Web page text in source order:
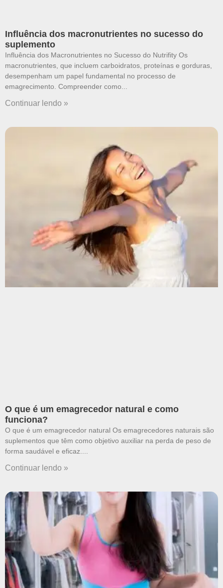
Influência dos macronutrientes no sucesso do
suplemento
Influência dos Macronutrientes no Sucesso do Nutrifity Os
macronutrientes, que incluem carboidratos, proteínas e gorduras,
desempenham um papel fundamental no processo de
emagrecimento. Compreender como
Continuar lendo »
O que é um emagrecedor natural e como
funciona?
O que é um emagrecedor natural Os emagrecedores naturais são
suplementos que têm como objetivo auxiliar na perda de peso de
forma saudável e eficaz.
Continuar lendo »